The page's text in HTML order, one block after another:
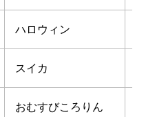
ハロウィン
スイカ
おむすびころりん